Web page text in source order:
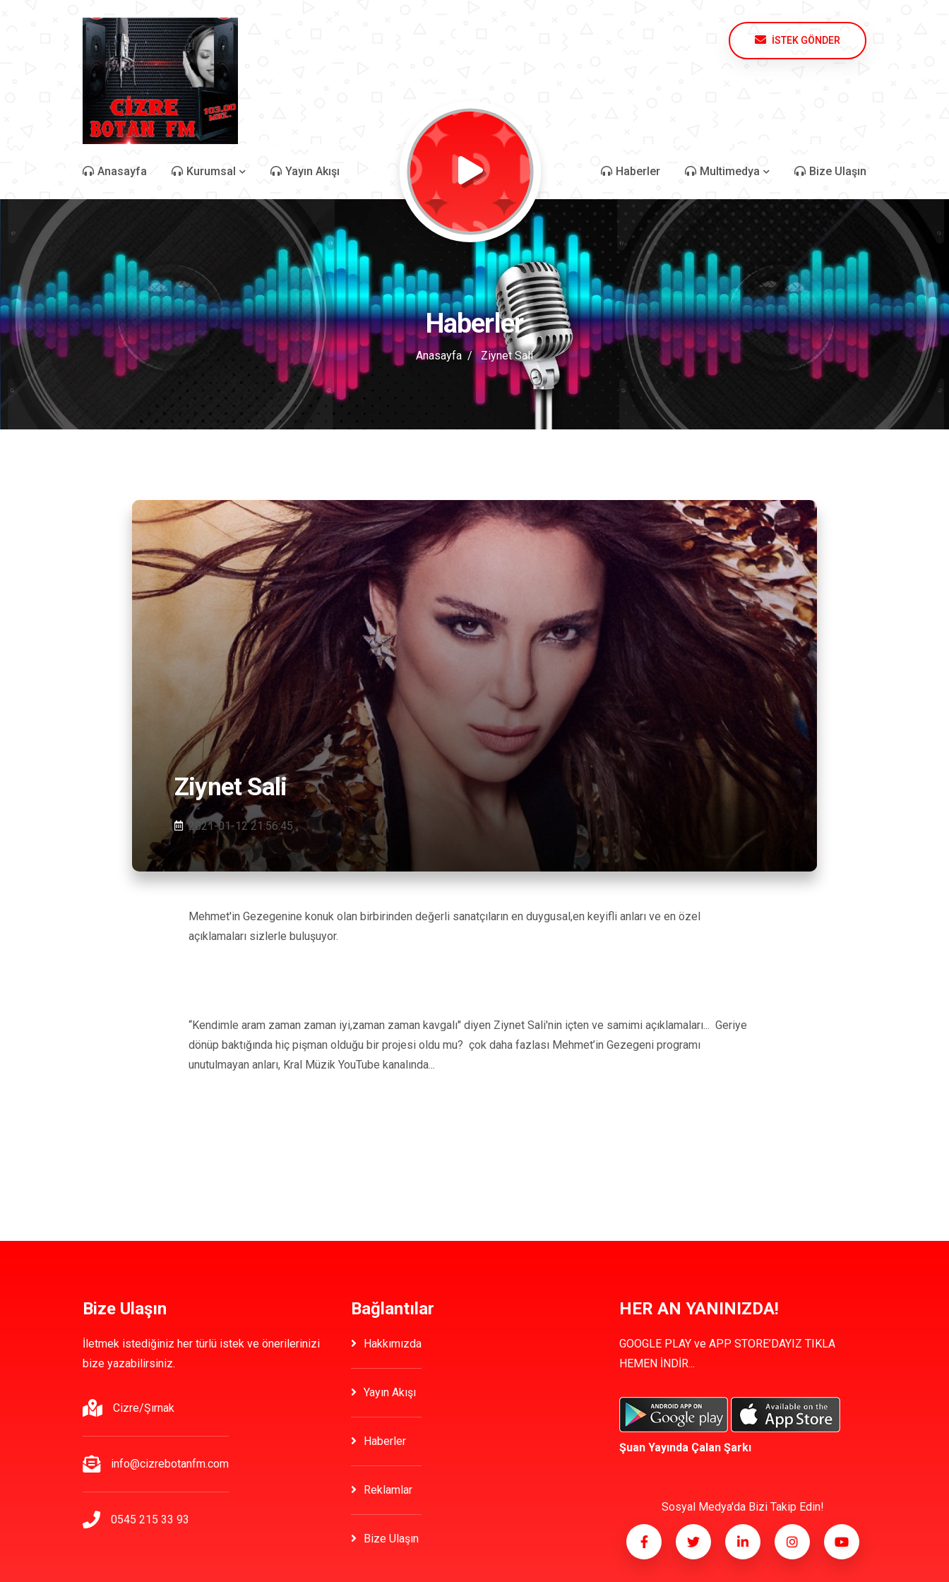
İSTEK GÖNDER
Anasayfa Kurumsal Yayın Akışı Haberler Multimedya Bize Ulaşın
Haberler
Anasayfa Ziynet Sali
Ziynet Sali
2021-01-12 21:56:45
Mehmet'in Gezegenine konuk olan birbirinden değerli sanatçıların en duygusal,en keyifli anları ve en özel
açıklamaları sizlerle buluşuyor.
“Kendimle aram zaman zaman iyi,zaman zaman kavgalı" diyen Ziynet Sali'nin içten ve samimi açıklamaları... Geriye
dönüp baktığında hiç pişman olduğu bir projesi oldu mu? çok daha fazlası Mehmet’in Gezegeni programı
unutulmayan anları, Kral Müzik YouTube kanalında...
Bize Ulaşın
İletmek istediğiniz her türlü istek ve önerilerinizi
bize yazabilirsiniz.
Cizre/Şırnak
info@cizrebotanfm.com
0545 215 33 93
Bağlantılar
Hakkımızda
Yayın Akışı
Haberler
Reklamlar
Bize Ulaşın
HER AN YANINIZDA!
GOOGLE PLAY ve APP STORE’DAYIZ TIKLA
HEMEN İNDİR...
Şuan Yayında Çalan Şarkı
Sosyal Medya'da Bizi Takip Edin!